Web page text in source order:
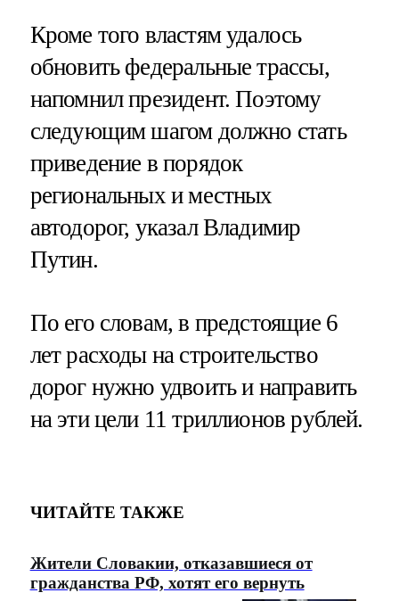
Кроме того властям удалось
обновить федеральные трассы,
напомнил президент. Поэтому
следующим шагом должно стать
приведение в порядок
региональных и местных
автодорог, указал Владимир
Путин.
По его словам, в предстоящие 6
лет расходы на строительство
дорог нужно удвоить и направить
на эти цели 11 триллионов рублей.
ЧИТАЙТЕ ТАКЖЕ
Жители Словакии, отказавшиеся от
гражданства РФ, хотят его вернуть